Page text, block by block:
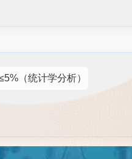
（统计学分析）